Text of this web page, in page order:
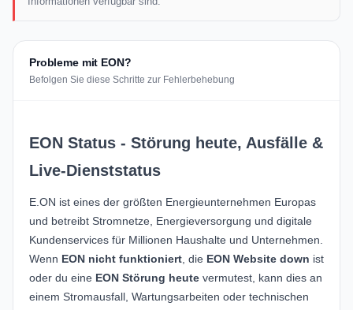
Probleme mit EON?
Befolgen Sie diese Schritte zur Fehlerbehebung
EON Status - Störung heute, Ausfälle &
Live-Dienststatus
E.ON ist eines der größten Energieunternehmen Europas
und betreibt Stromnetze, Energieversorgung und digitale
Kundenservices für Millionen Haushalte und Unternehmen.
Wenn EON nicht funktioniert , die EON Website down ist
oder du eine EON Störung heute vermutest, kann dies an
einem Stromausfall, Wartungsarbeiten oder technischen